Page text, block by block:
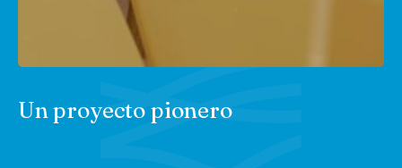
Un proyecto pionero